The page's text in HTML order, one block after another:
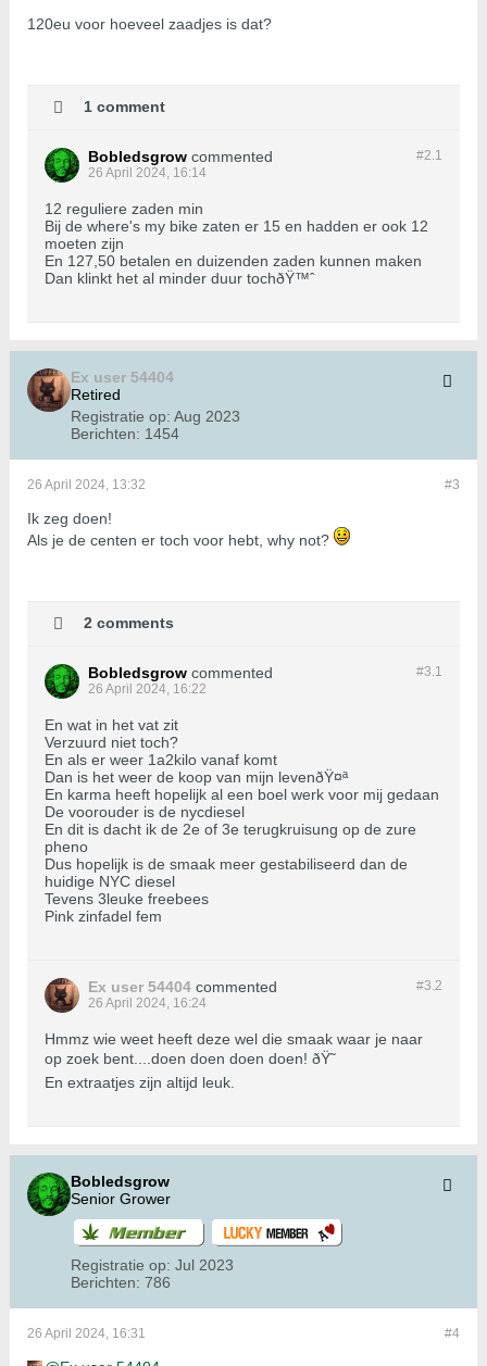
120eu voor hoeveel zaadjes is dat?
1 comment
#2.1
Bobledsgrow commented
26 April 2024, 16:14
12 reguliere zaden min
Bij de where's my bike zaten er 15 en hadden er ook 12
moeten zijn
En 127,50 betalen en duizenden zaden kunnen maken
Dan klinkt het al minder duur tochðŸ™ˆ
Ex user 54404
Retired
Registratie op: Aug 2023
Berichten: 1454
#3
26 April 2024, 13:32
Ik zeg doen!
Als je de centen er toch voor hebt, why not?
2 comments
#3.1
Bobledsgrow commented
26 April 2024, 16:22
En wat in het vat zit
Verzuurd niet toch?
En als er weer 1a2kilo vanaf komt
Dan is het weer de koop van mijn levenðŸ¤ª
En karma heeft hopelijk al een boel werk voor mij gedaan
De voorouder is de nycdiesel
En dit is dacht ik de 2e of 3e terugkruisung op de zure
pheno
Dus hopelijk is de smaak meer gestabiliseerd dan de
huidige NYC diesel
Tevens 3leuke freebees
Pink zinfadel fem
#3.2
Ex user 54404 commented
26 April 2024, 16:24
Hmmz wie weet heeft deze wel die smaak waar je naar
op zoek bent....doen doen doen doen! ðŸ˜
En extraatjes zijn altijd leuk.
Bobledsgrow
Senior Grower
Registratie op: Jul 2023
Berichten: 786
#4
26 April 2024, 16:31